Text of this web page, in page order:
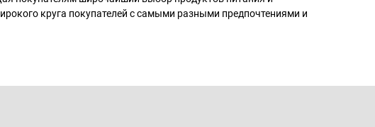
круга покупателей с самыми разными предпочтениями и